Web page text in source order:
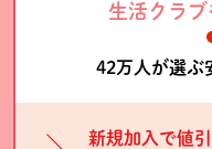
生活クラ
42万人が選ぶ
新規加入で値